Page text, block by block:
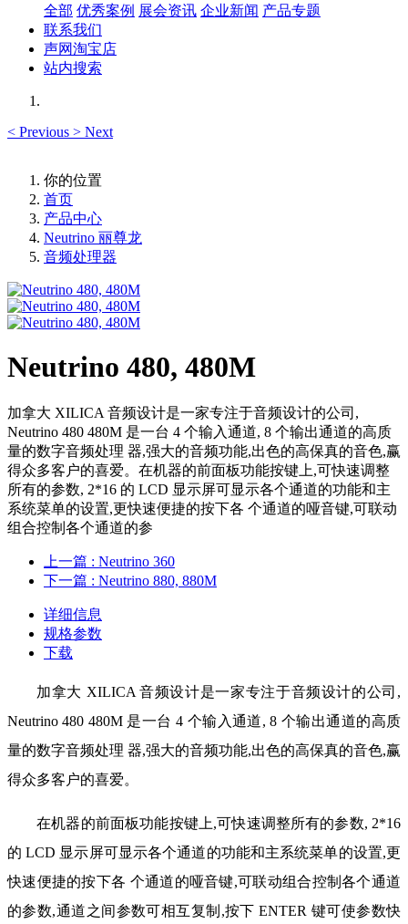
全部 优秀案例 展会资讯 企业新闻 产品专题
联系我们
声网淘宝店
站内搜索
< Previous > Next
你的位置
首页
产品中心
Neutrino 丽尊龙
音频处理器
Neutrino 480, 480M
加拿大 XILICA 音频设计是一家专注于音频设计的公司,
Neutrino 480 480M 是一台 4 个输入通道, 8 个输出通道的高质
量的数字音频处理 器,强大的音频功能,出色的高保真的音色,赢
得众多客户的喜爱。在机器的前面板功能按键上,可快速调整
所有的参数, 2*16 的 LCD 显示屏可显示各个通道的功能和主
系统菜单的设置,更快速便捷的按下各 个通道的哑音键,可联动
组合控制各个通道的参
上一篇 : Neutrino 360
下一篇 : Neutrino 880, 880M
详细信息
规格参数
下载
加拿大 XILICA 音频设计是一家专注于音频设计的公司,
Neutrino 480 480M 是一台 4 个输入通道, 8 个输出通道的高质
量的数字音频处理 器,强大的音频功能,出色的高保真的音色,赢
得众多客户的喜爱。
在机器的前面板功能按键上,可快速调整所有的参数, 2*16
的 LCD 显示屏可显示各个通道的功能和主系统菜单的设置,更
快速便捷的按下各 个通道的哑音键,可联动组合控制各个通道
的参数,通道之间参数可相互复制,按下 ENTER 键可使参数快